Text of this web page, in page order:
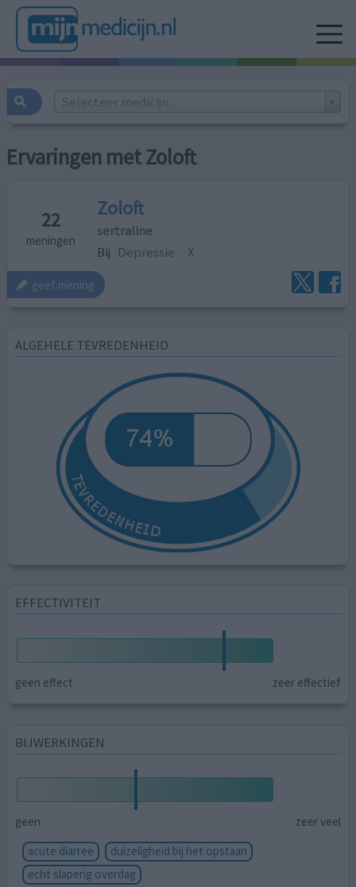
Selecteer medicijn...
Ervaringen met Zoloft
22
meningen
Zoloft
sertraline
Bij Depressie X
geef mening
ALGEHELE TEVREDENHEID
EFFECTIVITEIT
geen effect zeer effectief
BIJWERKINGEN
geen
zeer veel
acute diarree
duizeligheid bij het opstaan
echt slaperig overdag